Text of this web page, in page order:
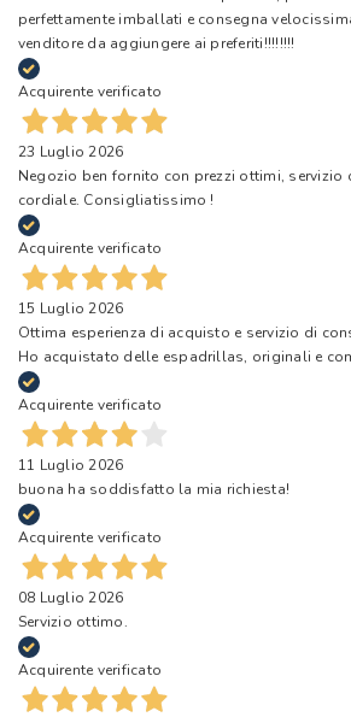
perfettamente imballati e consegna
venditore da aggiungere ai preferiti!!!!!!!!
Acquirente verificato
23 Luglio 2026
Negozio ben fornito con prezzi ottimi, servizio
cordiale. Consigliatissimo !
Acquirente verificato
15 Luglio 2026
Ottima esperienza di acquisto e servizio di
Ho acquistato delle espadrillas, originali e
Acquirente verificato
11 Luglio 2026
buona ha soddisfatto la mia richiesta!
Acquirente verificato
08 Luglio 2026
Servizio ottimo.
Acquirente verificato